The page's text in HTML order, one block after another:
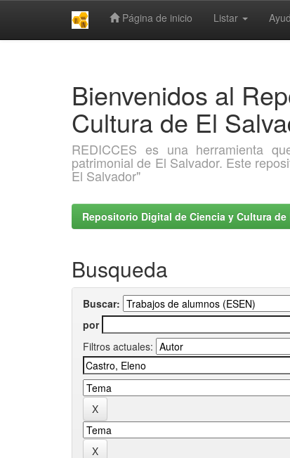
Página de inicio Listar
Bienvenidos al
Cultura de El
REDICCES es una herramienta
patrimonial de El Salvador. Este
El Salvador"
Repositorio Digital de Ciencia y Cultura de
Busqueda
Buscar:
por
Filtros actuales: